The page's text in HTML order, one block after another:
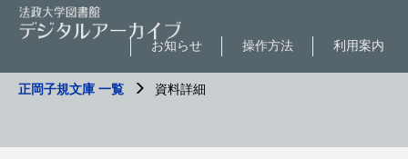
利用案内
操作方法
お知らせ
正岡子規文庫 一覧 資料詳細